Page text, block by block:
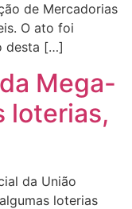
de Mercadorias
O ato foi
desta […]
Mega-
loterias,
da União
loterias